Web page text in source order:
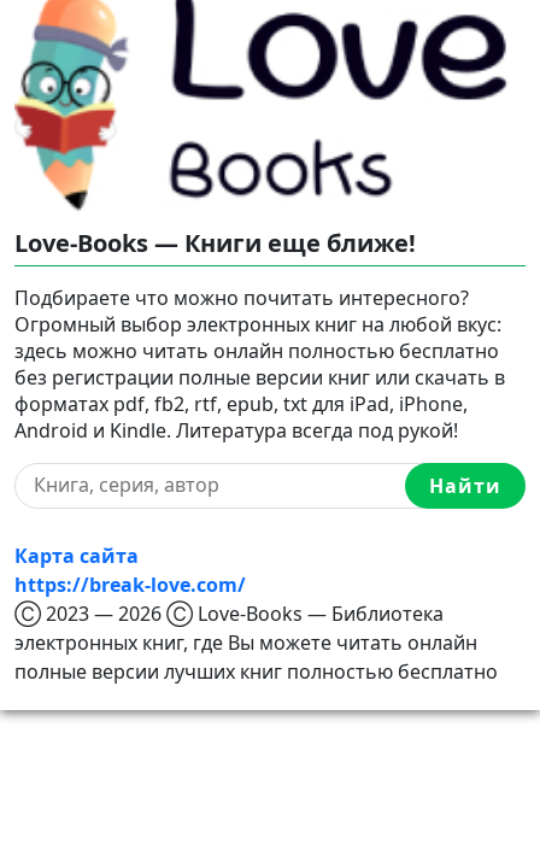
Love-Books — Книги еще ближе!
Подбираете что можно почитать интересного?
Огромный выбор электронных книг на любой вкус:
здесь можно читать онлайн полностью бесплатно
без регистрации полные версии книг или скачать в
форматах pdf, fb2, rtf, epub, txt для iPad, iPhone,
Android и Kindle. Литература всегда под рукой!
Найти
Карта сайта
https://break-love.com/
Ⓒ 2023 — 2026 Ⓒ Love-Books — Библиотека
электронных книг, где Вы можете читать онлайн
полные версии лучших книг полностью бесплатно